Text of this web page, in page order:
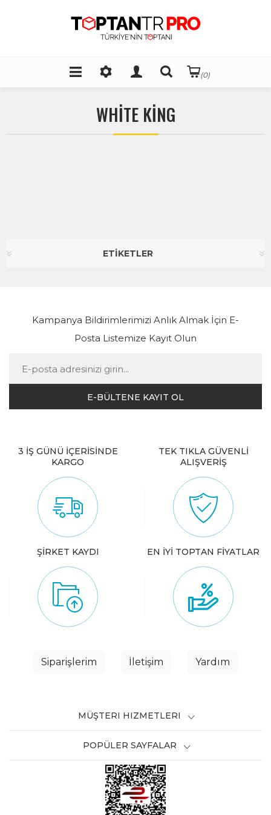
(0)
WHİTE KİNG
ETİKETLER
Kampanya Bildirimlerimizi Anlık Almak İçin E-
Posta Listemize Kayıt Olun
3 İŞ GÜNÜ İÇERİSİNDE
KARGO
TEK TIKLA GÜVENLİ
ALIŞVERİŞ
ŞİRKET KAYDI EN İYİ TOPTAN FİYATLAR
Siparişlerim İletişim Yardım
MÜŞTERI HIZMETLERI
POPÜLER SAYFALAR